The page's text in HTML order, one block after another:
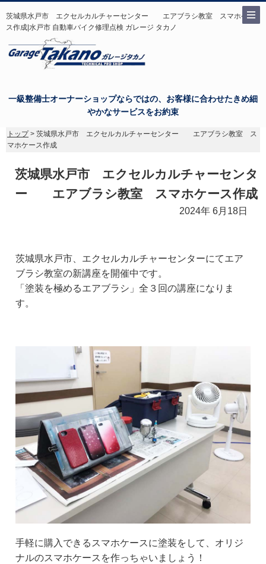
茨城県水戸市 エクセルカルチャーセンター エアブラシ教室 スマホケー
ス作成|水戸市 自動車バイク修理点検 ガレージ タカノ
一級整備士オーナーショップならではの、お客様に合わせたきめ細
やかなサービスをお約束
トップ> 茨城県水戸市 エクセルカルチャーセンター エアブラシ教室 ス
マホケース作成
茨城県水戸市 エクセルカルチャーセンタ
ー エアブラシ教室 スマホケース作成
2024年 6月18日
茨城県水戸市、エクセルカルチャーセンターにてエア
ブラシ教室の新講座を開催中です。
「塗装を極めるエアブラシ」全３回の講座になりま
す。
手軽に購入できるスマホケースに塗装をして、オリジ
ナルのスマホケースを作っちゃいましょう！